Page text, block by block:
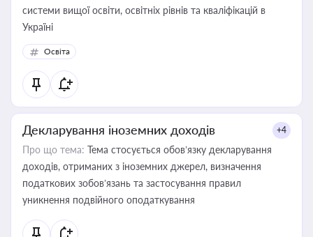
системи вищої освіти, освітніх рівнів та кваліфікацій в
Україні
Освіта
Декларування іноземних доходів +4
Про що тема: Тема стосується обов’язку декларування
доходів, отриманих з іноземних джерел, визначення
податкових зобов’язань та застосування правил
уникнення подвійного оподаткування